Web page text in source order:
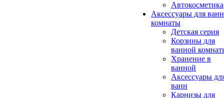
Автокосметика
Аксессуары для
комнаты
Детская серия
Корзины для
ванной
Хранение в
ванной
Аксессуары
ванн
Карнизы для